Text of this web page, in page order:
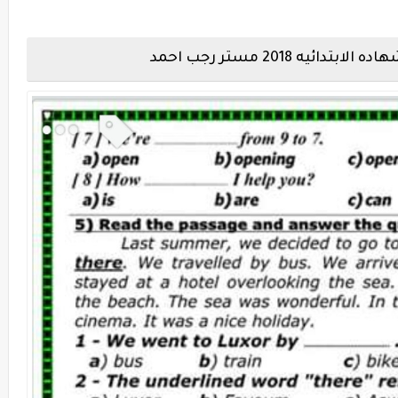
2018 مستر رجب احمد